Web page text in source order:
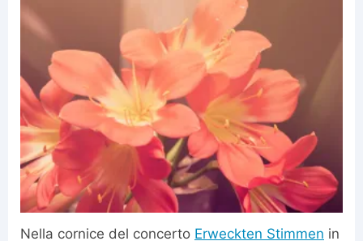
Nella cornice del concerto Erweckten Stimmen in